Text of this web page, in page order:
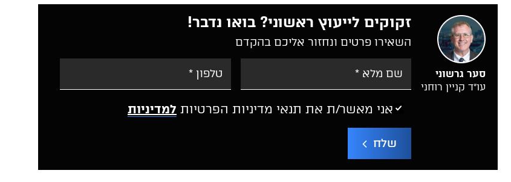
סער גרשוני
עו”ד קניין רוחני
זקוקים לייעוץ ראשוני? בואו נדבר!
השאירו פרטים ונחזור אליכם בהקדם
אני מאשר/ת את תנאי מדיניות הפרטיות למדיניות
שלח
l